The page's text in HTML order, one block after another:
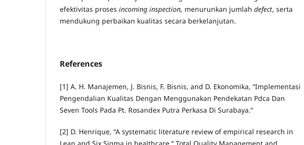
efektivitas proses incoming inspection, menurunkan jumlah defect, serta
mendukung perbaikan kualitas secara berkelanjutan.
References
[1] A. H. Manajemen, J. Bisnis, F. Bisnis, and D. Ekonomika, “Implementasi
Pengendalian Kualitas Dengan Menggunakan Pendekatan Pdca Dan
Seven Tools Pada Pt. Rosandex Putra Perkasa Di Surabaya.”
[2] D. Henrique, “A systematic literature review of empirical research in